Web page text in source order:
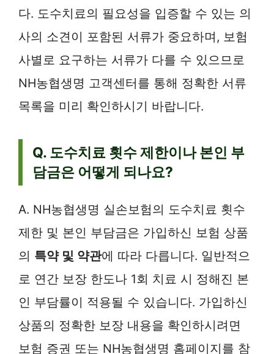
다. 도수치료의 필요성을 입증할 수 있는 의
사의 소견이 포함된 서류가 중요하며, 보험
사별로 요구하는 서류가 다를 수 있으므로
NH농협생명 고객센터를 통해 정확한 서류
목록을 미리 확인하시기 바랍니다.
Q. 도수치료 횟수 제한이나 본인 부
담금은 어떻게 되나요?
A. NH농협생명 실손보험의 도수치료 횟수
제한 및 본인 부담금은 가입하신 보험 상품
의 특약 및 약관에 따라 다릅니다. 일반적으
로 연간 보장 한도나 1회 치료 시 정해진 본
인 부담률이 적용될 수 있습니다. 가입하신
상품의 정확한 보장 내용을 확인하시려면
보험 증권 또는 NH농협생명 홈페이지를 참